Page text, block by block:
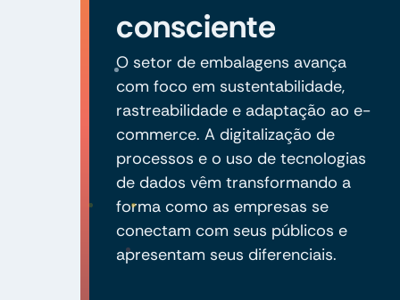
consciente
O setor de embalagens avança
com foco em sustentabilidade,
rastreabilidade e adaptação ao e-
commerce. A digitalização de
processos e o uso de tecnologias
de dados vêm transformando a
forma como as empresas se
conectam com seus públicos e
apresentam seus diferenciais.